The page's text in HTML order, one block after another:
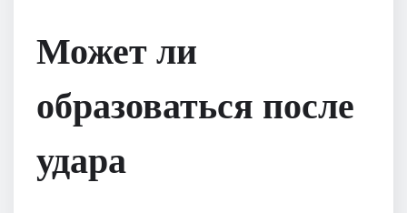
Может ли
образоваться после
удара